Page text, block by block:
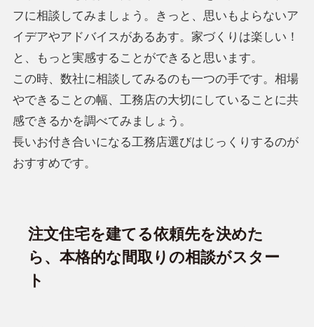
フに相談してみましょう。きっと、思いもよらないア
イデアやアドバイスがあるあす。家づくりは楽しい！
と、もっと実感することができると思います。
この時、数社に相談してみるのも一つの手です。相場
やできることの幅、工務店の大切にしていることに共
感できるかを調べてみましょう。
長いお付き合いになる工務店選びはじっくりするのが
おすすめです。
注文住宅を建てる依頼先を決めた
ら、本格的な間取りの相談がスター
ト